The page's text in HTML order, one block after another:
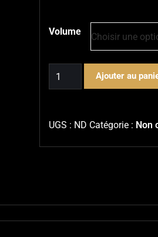
Volume
quantité
Ajouter au
UGS : ND Catégorie : Non